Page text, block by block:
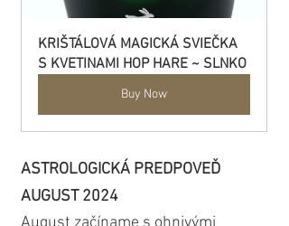
KRIŠTÁLOVÁ MAGICKÁ SVIEČKA
S KVETINAMI HOP HARE ~ SLNKO
Buy Now
ASTROLOGICKÁ PREDPOVEĎ
AUGUST 2024